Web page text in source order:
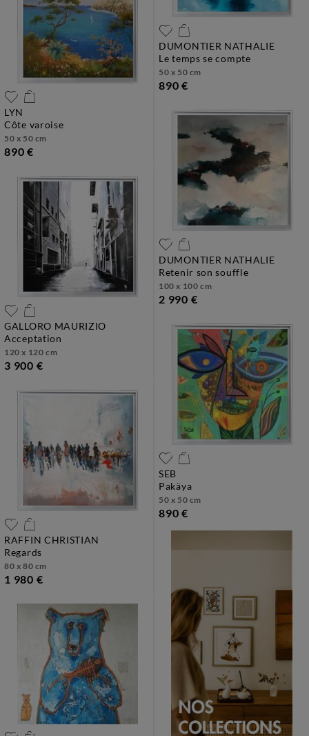
LYN
côte varoise
50 x 50 cm
890 €
GALLORO MAURIZIO
acceptation
120 x 120 cm
3 900 €
DUMONTIER NATHALIE
le temps se compte
50 x 50 cm
890 €
RAFFIN CHRISTIAN
regards
80 x 80 cm
1 980 €
DUMONTIER NATHALIE
retenir son souffle
100 x 100 cm
2 990 €
SEB
pakäya
50 x 50 cm
890 €